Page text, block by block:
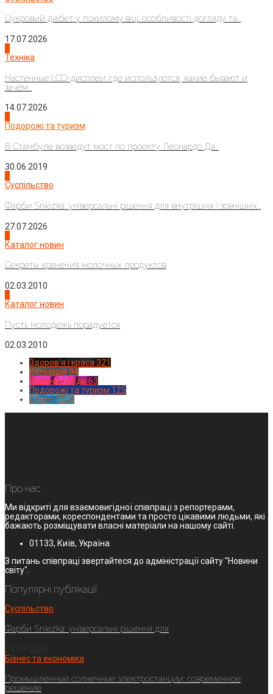
Цукровий діабет у похилому віці: особливості догляду та...
17.07.2026
Техніка
Настенные LCD-дисплеи: где используются, какие бывают и
зачем...
14.07.2026
Подорожі та туризм
В Стамбуле возведут мост по проекту Леонардо Да...
30.06.2019
Суспільство
Фарби Sniezka: універсальні рішення для внутрішніх і зовнішніх...
27.07.2026
Каталог новин
Секреты хранения молочных продуктов
02.03.2010
Каталог новин
Пусть молодежь порадуется
02.03.2010
Здоров'я і краса 321
Кулінарія 94
Новинки моди 63
Подорожі та туризм 125
Спорт1224
Про нас
Ми відкриті для взаємовигідної співпраці з репортерами,
редакторами, кореспондентами та просто цікавими людьми, які
бажають розміщувати власні матеріали на нашому сайті.
01133, Київ, Україна
З питань співпраці звертайтеся до адміністрації сайту "Новини
світу".
Популярні публікації
Суспільство
Фарби Sniezka: універсальні рішення для
Бізнес та економіка
Промышленные солнечные электростанции: современное
решение